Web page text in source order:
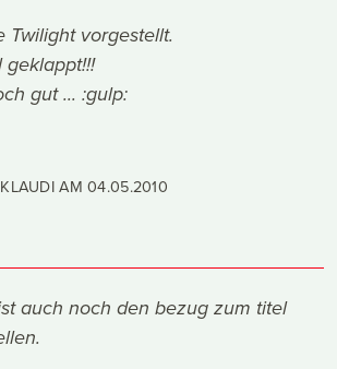
Twilight vorgestellt.
geklappt!!!
gut ... :gulp:
AM04.05.2010
auch noch den bezug zum titel